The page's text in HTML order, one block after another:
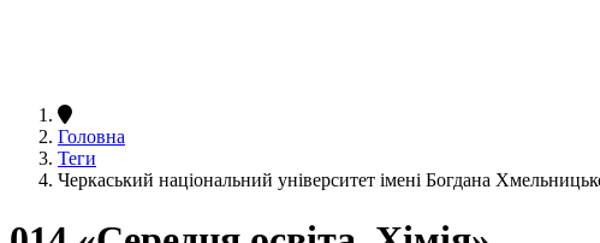
Головна
Теги
Черкаський національний університет імені Богдана